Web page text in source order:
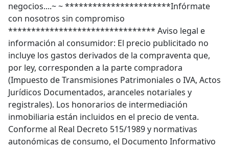
negocios....~ ~ ***********************Infórmate
con nosotros sin compromiso
******************************** Aviso legal e
información al consumidor: El precio publicitado no
incluye los gastos derivados de la compraventa que,
por ley, corresponden a la parte compradora
(Impuesto de Transmisiones Patrimoniales o IVA, Actos
Jurídicos Documentados, aranceles notariales y
registrales). Los honorarios de intermediación
inmobiliaria están incluidos en el precio de venta.
Conforme al Real Decreto 515/1989 y normativas
autonómicas de consumo, el Documento Informativo